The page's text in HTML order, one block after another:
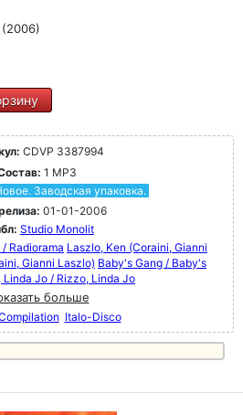
(2006)
CDVP 3387994
1 MP3
Заводская упаковка.
01-01-2006
Studio Monolit
Radiorama Laszlo, Ken (Coraini, Gianni
Gianni Laszlo) Baby's Gang / Baby's
Linda Jo / Rizzo, Linda Jo
больше
Italo-Disco